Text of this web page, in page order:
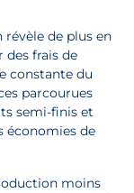
de plus en
des frais de
constante du
parcourues
semi-finis et
économies de
moins